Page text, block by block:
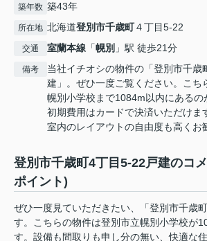
築年数 築43年
所在地 北海道登別市千歳町４丁目5-22
交通 室蘭本線 「幌別 」駅 徒歩21分
備考
当社イチオシの物件の「登別市千歳
建」。ぜひ一度ご覧ください。こち
幌別小学校まで1084m以内にあるの
初期費用はカードで決済いただけま
室内のレイアウトの自由度も高くお
登別市千歳町4丁目5-22戸建のコ
ポイント)
ぜひ一度見ていただきたい、「登別市千歳
す。こちらの物件は登別市立幌別小学校が
す。設備も間取りも申し分の無い、快適な